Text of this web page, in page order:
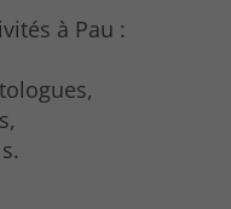
à Pau :